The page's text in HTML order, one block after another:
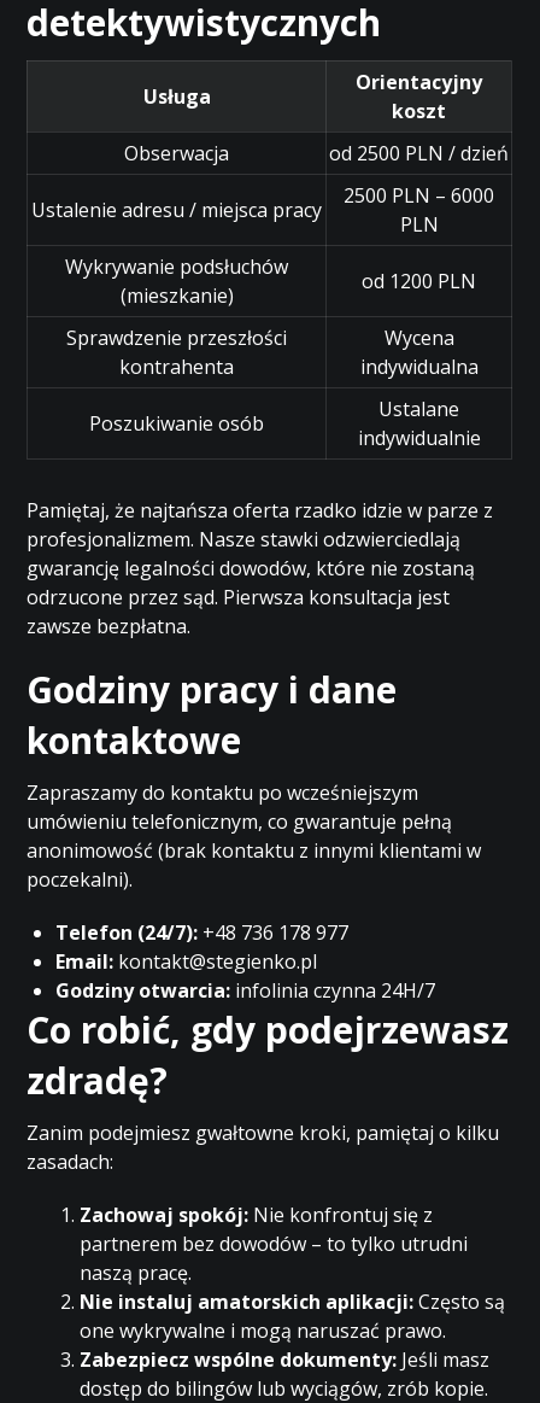
detektywistycznych
Usługa
Orientacyjny
koszt
Obserwacja
od 2500 PLN / dzień
Ustalenie adresu / miejsca pracy
2500 PLN – 6000
PLN
Wykrywanie podsłuchów
(mieszkanie)
od 1200 PLN
Sprawdzenie przeszłości
kontrahenta
Wycena
indywidualna
Poszukiwanie osób
Ustalane
indywidualnie
Pamiętaj, że najtańsza oferta rzadko idzie w parze z
profesjonalizmem. Nasze stawki odzwierciedlają
gwarancję legalności dowodów, które nie zostaną
odrzucone przez sąd. Pierwsza konsultacja jest
zawsze bezpłatna.
Godziny pracy i dane
kontaktowe
Zapraszamy do kontaktu po wcześniejszym
umówieniu telefonicznym, co gwarantuje pełną
anonimowość (brak kontaktu z innymi klientami w
poczekalni).
Telefon (24/7): +48 736 178 977
Email: kontakt@stegienko.pl
Godziny otwarcia: infolinia czynna 24H/7
Co robić, gdy podejrzewasz
zdradę?
Zanim podejmiesz gwałtowne kroki, pamiętaj o kilku
zasadach:
Zachowaj spokój: Nie konfrontuj się z
partnerem bez dowodów – to tylko utrudni
naszą pracę.
Nie instaluj amatorskich aplikacji:Często są
one wykrywalne i mogą naruszać prawo.
Zabezpiecz wspólne dokumenty: Jeśli masz
dostęp do bilingów lub wyciągów, zrób kopie.